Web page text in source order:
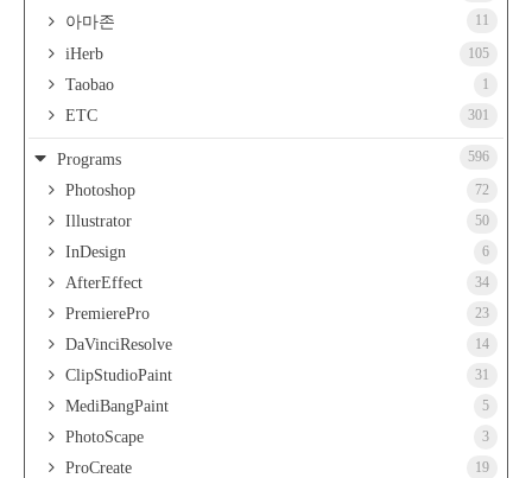
아마존 11
iHerb 105
Taobao 1
ETC 301
Programs 596
Photoshop 72
Illustrator 50
InDesign 6
AfterEffect 34
PremierePro 23
DaVinciResolve 14
ClipStudioPaint 31
MediBangPaint 5
PhotoScape 3
ProCreate 19